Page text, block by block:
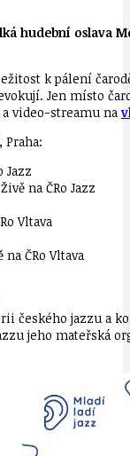
hudební oslava
k pálení
Jen místo
video-streamu na
Praha:
Jazz
na ČRo Jazz
Vltava
ČRo Vltava
českého jazzu a
jeho mateřská